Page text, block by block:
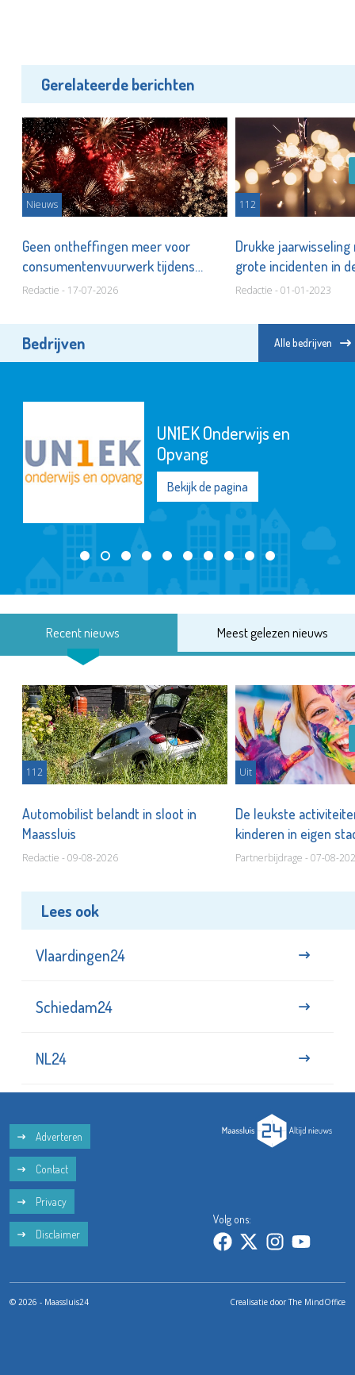
Gerelateerde berichten
Nieuws
Geen ontheffingen meer voor
consumentenvuurwerk tijdens
jaarwisselingen
Redactie - 17-07-2026
112
Drukke jaarwisseling
grote incidenten in
Redactie - 01-01-2023
Bedrijven Alle bedrijven
UN1EK Onderwijs en
Opvang
Bekijk de pagina
Recent nieuws Meest gelezen nieuws
112
Automobilist belandt in sloot in
Maassluis
Redactie - 09-08-2026
Uit
De leukste
kinderen in eigen
Partnerbijdrage - 07-08-
Lees ook
Vlaardingen24
Schiedam24
NL24
Adverteren
Contact
Privacy
Disclaimer
Volg ons:
© 2026 - Maassluis24 Crealisatie doorThe MindOffice